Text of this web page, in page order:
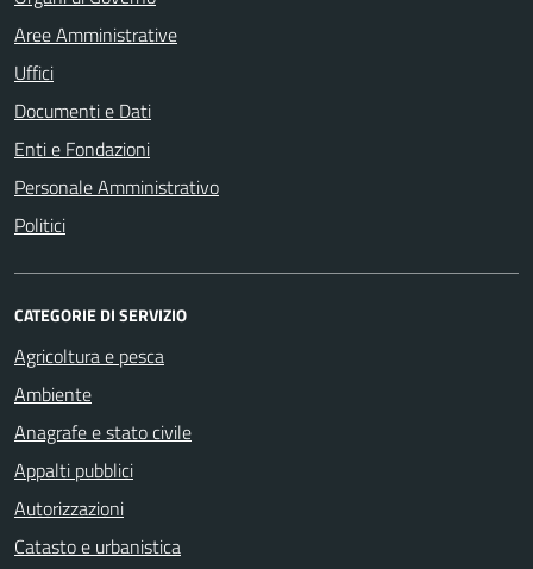
Aree Amministrative
Uffici
Documenti e Dati
Enti e Fondazioni
Personale Amministrativo
Politici
CATEGORIE DI SERVIZIO
Agricoltura e pesca
Ambiente
Anagrafe e stato civile
Appalti pubblici
Autorizzazioni
Catasto e urbanistica